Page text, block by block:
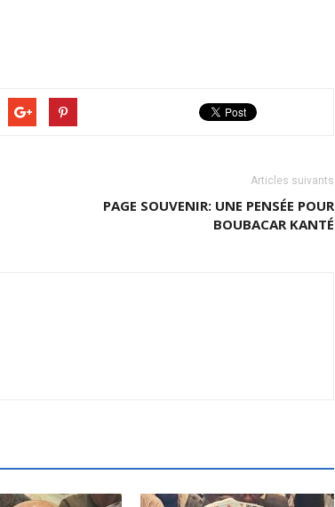
Articles suivants
PAGE SOUVENIR: UNE PENSÉE POUR
BOUBACAR KANTÉ